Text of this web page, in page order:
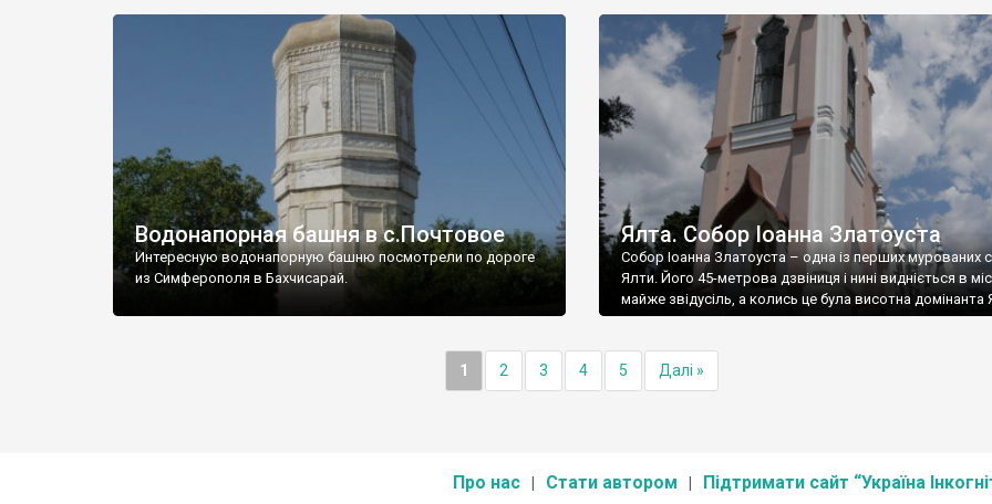
Водонапорная башня в с.Почтовое
Интересную водонапорную башню посмотрели по дороге
из Симферополя в Бахчисарай.
Ялта. Собор Іоанна Златоуста
Собор Іоанна Златоуста – одна із перших мурованих
Ялти. Його 45-метрова дзвіниця і нині видніється в
майже звідусіль, а колись це була висотна домінанта
1 2 3 4 5 Далі »
Про нас Стати автором Підтримати сайт “Україна